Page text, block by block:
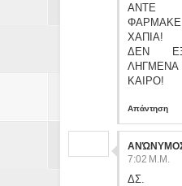
ΑΝΤΕ
ΧΑΠΙΑ!
ΔΕΝ
ΚΑΙΡΟ!
Απάντηση
7:02 Μ.Μ.
ΔΣ.